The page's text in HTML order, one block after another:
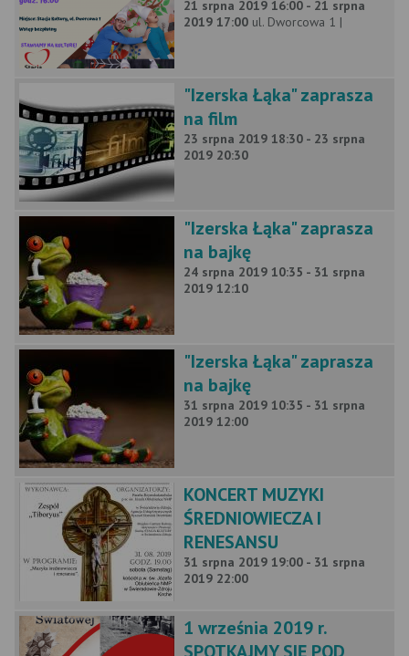
21 srpna 2019 16:00 - 21 srpna
2019 17:00 ul. Dworcowa 1 |
"Izerska Łąka" zaprasza
na film
23 srpna 2019 18:30 - 23 srpna
2019 20:30
"Izerska Łąka" zaprasza
na bajkę
24 srpna 2019 10:35 - 31 srpna
2019 12:10
"Izerska Łąka" zaprasza
na bajkę
31 srpna 2019 10:35 - 31 srpna
2019 12:00
KONCERT MUZYKI
ŚREDNIOWIECZA I
RENESANSU
31 srpna 2019 19:00 - 31 srpna
2019 22:00
1 września 2019 r.